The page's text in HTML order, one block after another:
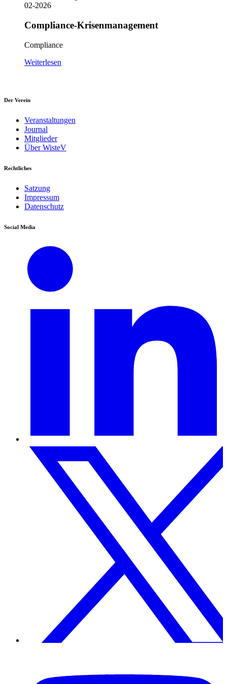
02-2026
Compliance-Krisenmanagement
Compliance
Weiterlesen
Der Verein
Veranstaltungen
Journal
Mitglieder
Über WisteV
Rechtliches
Satzung
Impressum
Datenschutz
Social Media